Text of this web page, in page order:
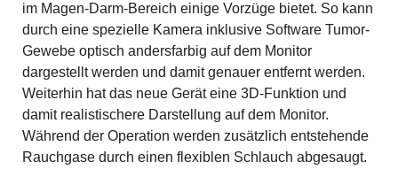
im Magen-Darm-Bereich einige Vorzüge bietet. So kann
durch eine spezielle Kamera inklusive Software Tumor-
Gewebe optisch andersfarbig auf dem Monitor
dargestellt werden und damit genauer entfernt werden.
Weiterhin hat das neue Gerät eine 3D-Funktion und
damit realistischere Darstellung auf dem Monitor.
Während der Operation werden zusätzlich entstehende
Rauchgase durch einen flexiblen Schlauch abgesaugt.